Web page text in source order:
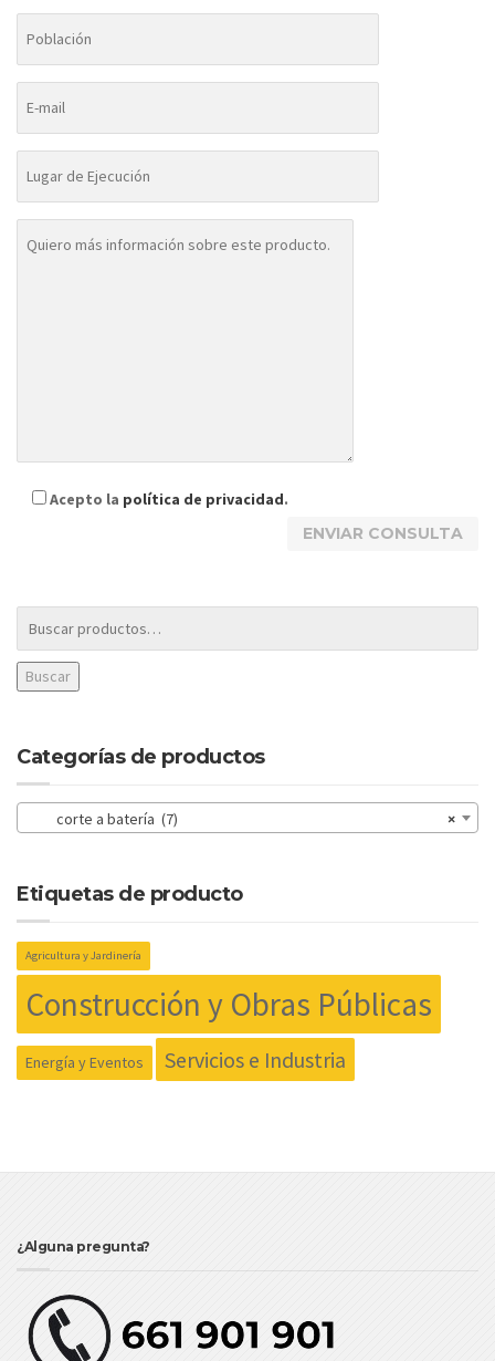
Acepto la política de privacidad.
Buscar
Categorías de productos
×
corte a batería (7)
Etiquetas de producto
Agricultura y Jardinería
Construcción y Obras Públicas
Energía y Eventos Servicios e Industria
¿Alguna pregunta?